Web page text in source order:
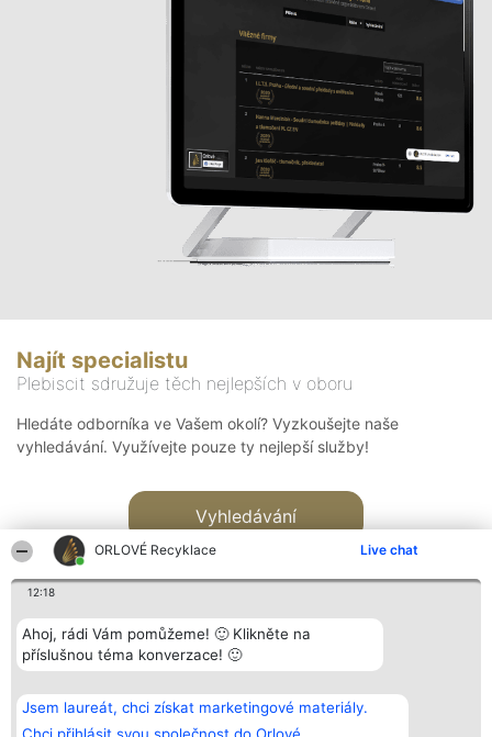
ORLOVÉ Recyklace Live chat
12:18
Ahoj, rádi Vám pomůžeme! 🙂 Klikněte na
příslušnou téma konverzace! 🙂
Jsem laureát, chci získat marketingové materiály.
Najít specialistu
Plebiscit sdružuje těch nejlepších v oboru
Hledáte odborníka ve Vašem okolí? Vyzkoušejte naše
vyhledávání. Využívejte pouze ty nejlepší služby!
Vyhledávání
Bright Side Solutions sp. z o.
o. sp. k.
ul. Ruska 22
Vítězové
Seznam všech
laureátů
Kontakt